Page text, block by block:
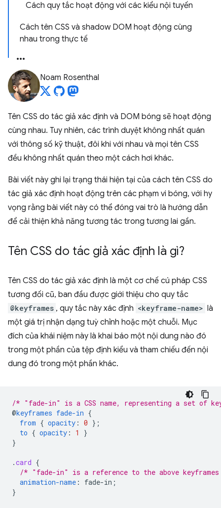
Cách quy tắc hoạt động với các kiểu nội tuyến
Cách tên CSS và shadow DOM hoạt động cùng
nhau trong thực tế
Noam Rosenthal
Tên CSS do tác giả xác định và DOM bóng sẽ hoạt động
cùng nhau. Tuy nhiên, các trình duyệt không nhất quán
với thông số kỹ thuật, đôi khi với nhau và mọi tên CSS
đều không nhất quán theo một cách hơi khác.
Bài viết này ghi lại trạng thái hiện tại của cách tên CSS do
tác giả xác định hoạt động trên các phạm vi bóng, với hy
vọng rằng bài viết này có thể đóng vai trò là hướng dẫn
để cải thiện khả năng tương tác trong tương lai gần.
Tên CSS do tác giả xác định là gì?
Tên CSS do tác giả xác định là một cơ chế cú pháp CSS
tương đối cũ, ban đầu được giới thiệu cho quy tắc
@keyframes , quy tắc này xác định <keyframe-name> là
một giá trị nhận dạng tuỳ chỉnh hoặc một chuỗi. Mục
đích của khái niệm này là khai báo một nội dung nào đó
trong một phần của tệp định kiểu và tham chiếu đến nội
dung đó trong một phần khác.
/* "fade-in" is a CSS name, representing a set of
@keyframes fade-in {
from { opacity : 0 } ;
to { opacity : 1
}
}
.card {
/* "fade-in" is a reference to the above
animation-name : fade-in ;
}